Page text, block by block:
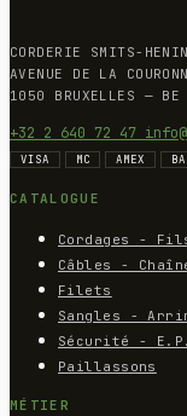
CORDERIE SMITS-
AVENUE DE LA
1050 BRUXELLES — BE
+32 2 640 72 47
VISA MC AMEX
CATALOGUE
Cordages -
Câbles -
Filets
Sangles -
Sécurité -
Paillassons
MÉTIER